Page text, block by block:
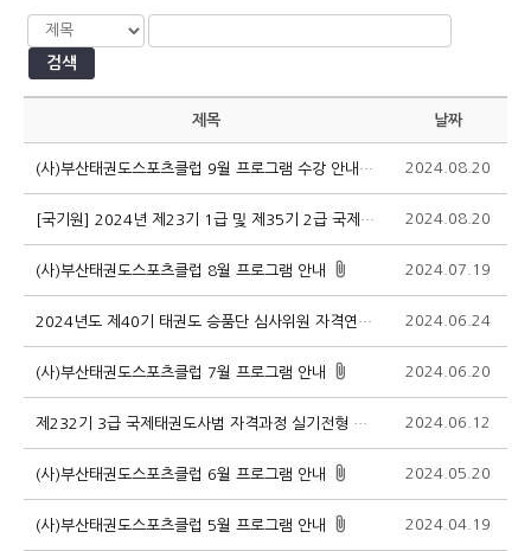
검색
제목 날짜
(사)부산태권도스포츠클럽 9월 프로그램 수강 안내 2024.08.20
[국기원] 2024년 제23기 1급 및 제35기 2급 국제태권도사범 연수 알림 2024.08.20
(사)부산태권도스포츠클럽 8월 프로그램 안내 2024.07.19
2024년도 제40기 태권도 승품단 심사위원 자격연수 안내 2024.06.24
(사)부산태권도스포츠클럽 7월 프로그램 안내 2024.06.20
제232기 3급 국제태권도사범 자격과정 실기전형 및 집합연수 안내 2024.06.12
(사)부산태권도스포츠클럽 6월 프로그램 안내 2024.05.20
(사)부산태권도스포츠클럽 5월 프로그램 안내 2024.04.19